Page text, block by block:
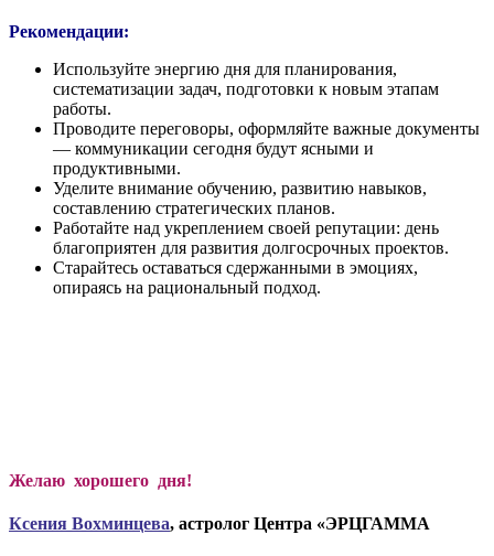
Рекомендации:
Используйте энергию дня для планирования,
систематизации задач, подготовки к новым этапам
работы.
Проводите переговоры, оформляйте важные документы
— коммуникации сегодня будут ясными и
продуктивными.
Уделите внимание обучению, развитию навыков,
составлению стратегических планов.
Работайте над укреплением своей репутации: день
благоприятен для развития долгосрочных проектов.
Старайтесь оставаться сдержанными в эмоциях,
опираясь на рациональный подход.
Желаю хорошего дня!
Ксения Вохминцева, астролог Центра «ЭРЦГАММА